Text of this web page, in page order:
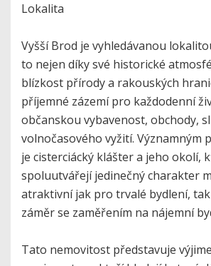
Lokalita
Vyšší Brod je vyhledávanou
to nejen díky své historické
blízkost přírody a rakouských
příjemné zázemí pro každodenní
občanskou vybavenost, obchody,
volnočasového vyžití. Významným
je cisterciácký klášter a jeho okolí,
spoluutvářejí jedinečný charakter
atraktivní jak pro trvalé bydlení,
záměr se zaměřením na nájemní
Tato nemovitost představuje